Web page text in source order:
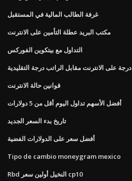
غرفة الطالب المالية في المستقبل
مكتب البريد عطلة التأمين على الانترنت
التداول مع بيتكوين الفوركس
درجة على الانترنت مقابل الراتب درجة التقليدية
قوانين حالة الانترنت
أفضل الأسهم تداول اليوم أقل من 5 دولارات
تاريخ بدء السعر الجديد
أفضل سعر على الدولارات الفضية
Tipo de cambio moneygram mexico
Rbd النخيل أولين سعر cp10